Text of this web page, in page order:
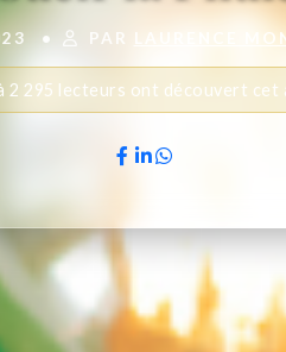
• PAR LAURENCE
2 295 lecteurs ont découvert cet